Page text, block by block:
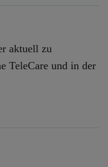
aktuell zu
TeleCare und in der